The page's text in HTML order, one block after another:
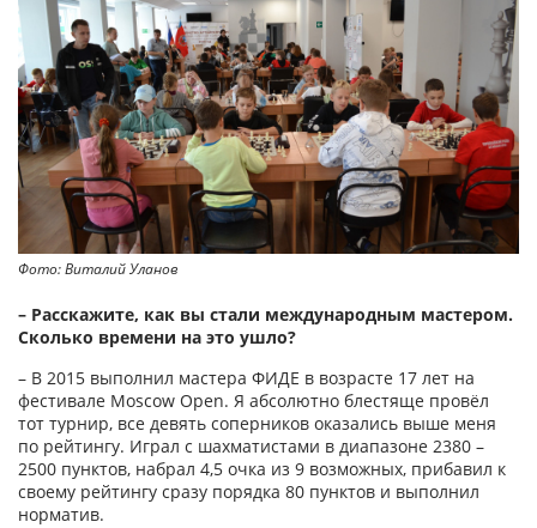
Фото: Виталий Уланов
– Расскажите, как вы стали международным мастером.
Сколько времени на это ушло?
– В 2015 выполнил мастера ФИДЕ в возрасте 17 лет на
фестивале Moscow Open. Я абсолютно блестяще провёл
тот турнир, все девять соперников оказались выше меня
по рейтингу. Играл с шахматистами в диапазоне 2380 –
2500 пунктов, набрал 4,5 очка из 9 возможных, прибавил к
своему рейтингу сразу порядка 80 пунктов и выполнил
норматив.